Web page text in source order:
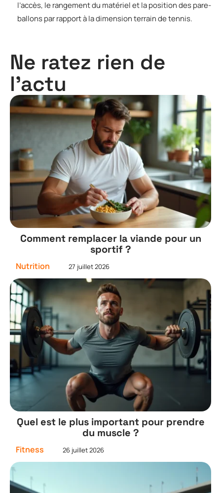
l’accès, le rangement du matériel et la position des pare-
ballons par rapport à la dimension terrain de tennis.
Ne ratez rien de
l'actu
Comment remplacer la viande pour un
sportif ?
Nutrition 27 juillet 2026
Quel est le plus important pour prendre
du muscle ?
Fitness 26 juillet 2026